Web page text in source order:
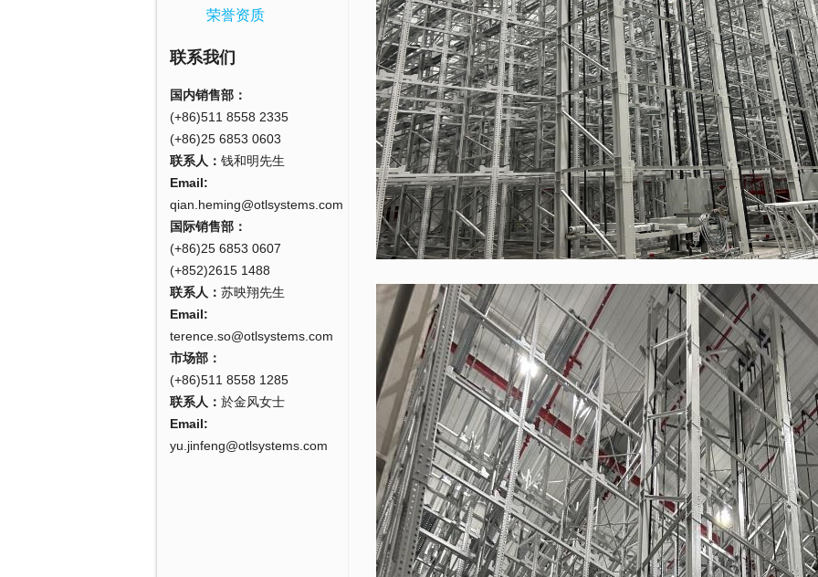
荣誉资质
联系我们
国内销售部：
(+86)511 8558 2335
(+86)25 6853 0603
联系人： 钱和明先生
Email:
qian.heming@otlsystems.com
国际销售部：
(+86)25 6853 0607
(+852)2615 1488
联系人： 苏映翔先生
Email:
terence.so@otlsystems.com
市场部：
(+86)511 8558 1285
联系人： 於金风女士
Email:
yu.jinfeng@otlsystems.com